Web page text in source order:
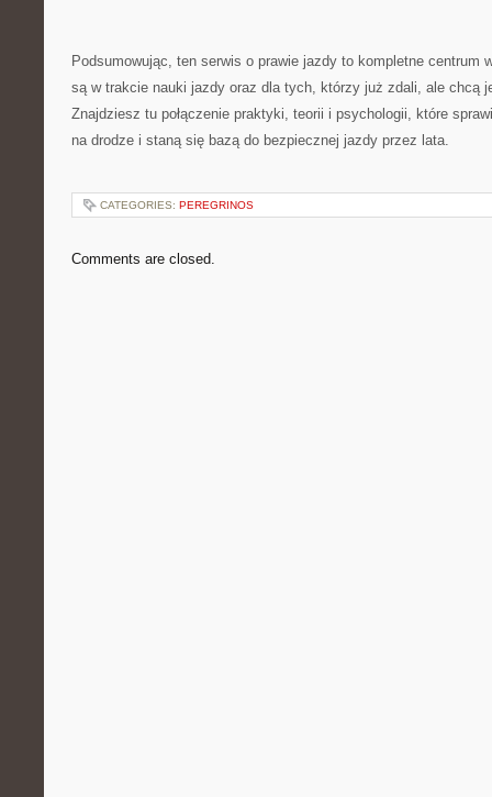
Podsumowując, ten serwis o prawie jazdy to kompletne centrum
są w trakcie nauki jazdy oraz dla tych, którzy już zdali, ale chcą
Znajdziesz tu połączenie praktyki, teorii i psychologii, które
na drodze i staną się bazą do bezpiecznej jazdy przez lata.
CATEGORIES: PEREGRINOS
Comments are closed.